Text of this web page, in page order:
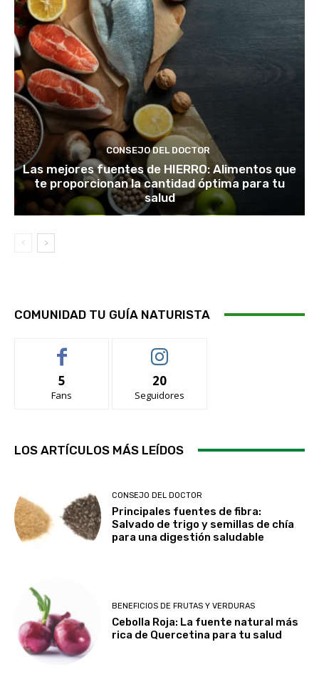
CONSEJO DEL DOCTOR
Las mejores fuentes de HIERRO: Alimentos que
te proporcionan la cantidad óptima para tu
salud
COMUNIDAD TU GUÍA NATURISTA
5
Fans
20
Seguidores
LOS ARTÍCULOS MÁS LEÍDOS
CONSEJO DEL DOCTOR
Principales fuentes de fibra:
Salvado de trigo y semillas de chía
para una digestión saludable
BENEFICIOS DE FRUTAS Y VERDURAS
Cebolla Roja: La fuente natural más
rica de Quercetina para tu salud